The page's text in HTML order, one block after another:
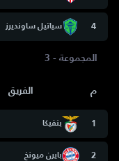
4 سياتيل ساونديرز
المجموعة - 3
م الفريق
1 بنفيكا
2 بايرن ميونخ